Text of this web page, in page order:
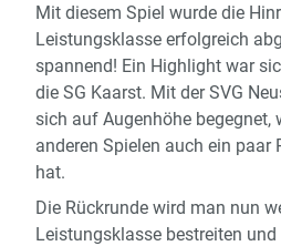
Mit diesem Spiel wurde die
Leistungsklasse erfolgreich
spannend! Ein Highlight war
die SG Kaarst. Mit der SVG
sich auf Augenhöhe begegnet,
anderen Spielen auch ein paar
hat.
Die Rückrunde wird man nun
Leistungsklasse bestreiten